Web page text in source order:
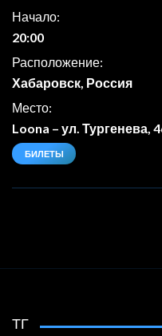
Начало:
20:00
Расположение:
Хабаровск, Россия
Место:
Loona – ул. Тургенева,
БИЛЕТЫ
ТГ